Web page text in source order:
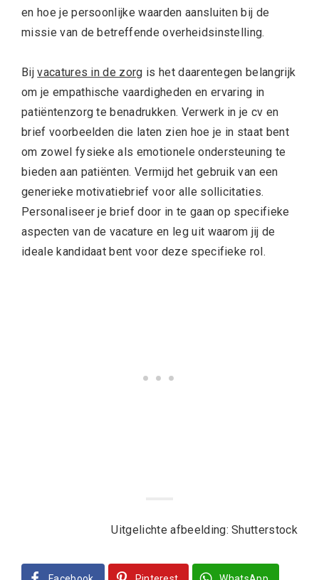
en hoe je persoonlijke waarden aansluiten bij de
missie van de betreffende overheidsinstelling.
Bijvacatures in de zorg is het daarentegen belangrijk
om je empathische vaardigheden en ervaring in
patiëntenzorg te benadrukken. Verwerk in je cv en
brief voorbeelden die laten zien hoe je in staat bent
om zowel fysieke als emotionele ondersteuning te
bieden aan patiënten. Vermijd het gebruik van een
generieke motivatiebrief voor alle sollicitaties.
Personaliseer je brief door in te gaan op specifieke
aspecten van de vacature en leg uit waarom jij de
ideale kandidaat bent voor deze specifieke rol.
Uitgelichte afbeelding: Shutterstock